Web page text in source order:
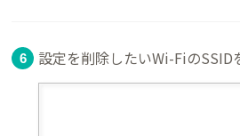
設定を削除したいWi-FiのSSID